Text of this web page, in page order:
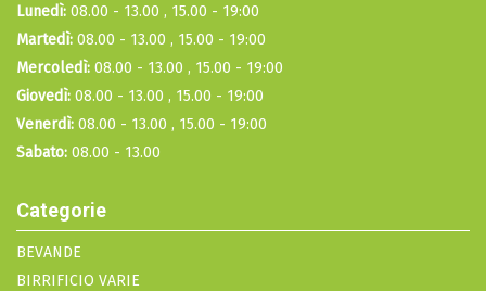
Lunedì: 08.00 - 13.00 , 15.00 - 19:00
Martedì: 08.00 - 13.00 , 15.00 - 19:00
Mercoledì: 08.00 - 13.00 , 15.00 - 19:00
Giovedì: 08.00 - 13.00 , 15.00 - 19:00
Venerdì: 08.00 - 13.00 , 15.00 - 19:00
Sabato: 08.00 - 13.00
Categorie
BEVANDE
BIRRIFICIO VARIE